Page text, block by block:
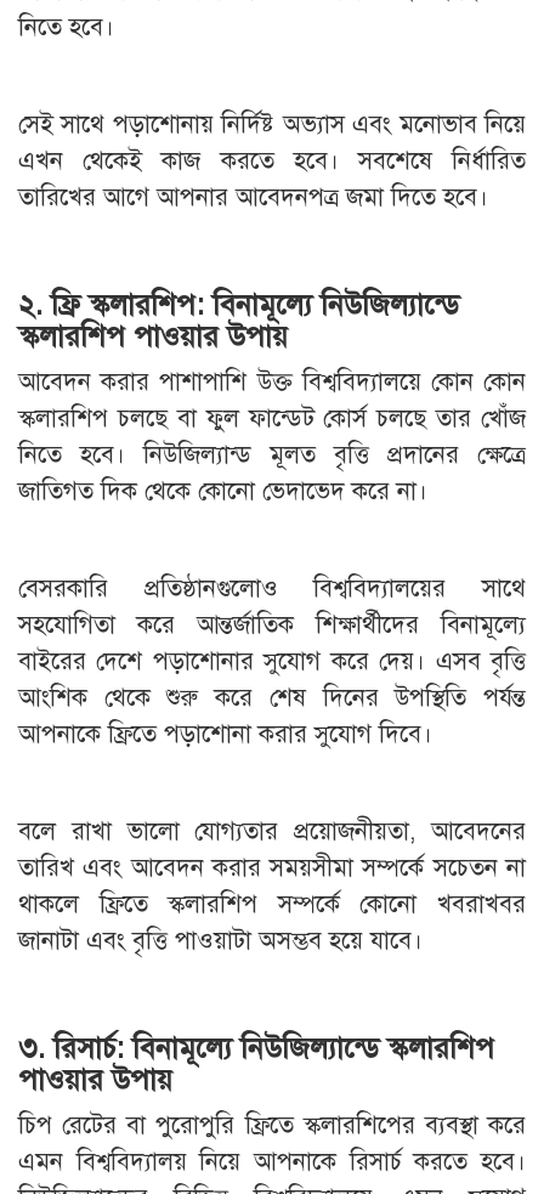
নিতে হবে।
সেই সাথে পড়াশোনায় নির্দিষ্ট অভ্যাস এবং মনোভাব নিয়ে
এখন থেকেই কাজ করতে হবে। সবশেষে নির্ধারিত
তারিখের আগে আপনার আবেদনপত্র জমা দিতে হবে।
২. ফ্রি স্কলারশিপ: বিনামূল্যে নিউজিল্যান্ডে
স্কলারশিপ পাওয়ার উপায়
আবেদন করার পাশাপাশি উক্ত বিশ্ববিদ্যালয়ে কোন কোন
স্কলারশিপ চলছে বা ফুল ফান্ডেট কোর্স চলছে তার খোঁজ
নিতে হবে। নিউজিল্যান্ড মূলত বৃত্তি প্রদানের ক্ষেত্রে
জাতিগত দিক থেকে কোনো ভেদাভেদ করে না।
বেসরকারি প্রতিষ্ঠানগুলোও বিশ্ববিদ্যালয়ের সাথে
সহযোগিতা করে আন্তর্জাতিক শিক্ষার্থীদের বিনামূল্যে
বাইরের দেশে পড়াশোনার সুযোগ করে দেয়। এসব বৃত্তি
আংশিক থেকে শুরু করে শেষ দিনের উপস্থিতি পর্যন্ত
আপনাকে ফ্রিতে পড়াশোনা করার সুযোগ দিবে।
বলে রাখা ভালো যোগ্যতার প্রয়োজনীয়তা, আবেদনের
তারিখ এবং আবেদন করার সময়সীমা সম্পর্কে সচেতন না
থাকলে ফ্রিতে স্কলারশিপ সম্পর্কে কোনো খবরাখবর
জানাটা এবং বৃত্তি পাওয়াটা অসম্ভব হয়ে যাবে।
৩. রিসার্চ: বিনামূল্যে নিউজিল্যান্ডে স্কলারশিপ
পাওয়ার উপায়
চিপ রেটের বা পুরোপুরি ফ্রিতে স্কলারশিপের ব্যবস্থা করে
এমন বিশ্ববিদ্যালয় নিয়ে আপনাকে রিসার্চ করতে হবে।